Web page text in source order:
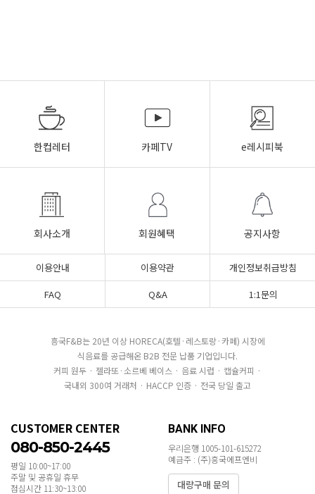
한컵레터 카페TV e레시피북
회사소개 회원혜택 공지사항
이용안내 이용약관
개인정보취급방침
FAQ
Q&A 1:1문의
흥국F&B는 20년 이상 HORECA(호텔·레스토랑·카페) 시장에
식음료를 공급해온 B2B 전문 납품 기업입니다.
커피 원두 · 젤라또·소르베 베이스 · 음료 시럽 · 캡슐커피 ·
국내외 300여 거래처 · HACCP 인증 · 전국 당일 출고
CUSTOMER CENTER
080-850-2445
평일 10:00~17:00
주말 및 공휴일 휴무
점심시간 11:30~13:00
BANK INFO
우리은행 1005-101-615272
예금주 : (주)흥국에프엔비
대량구매 문의